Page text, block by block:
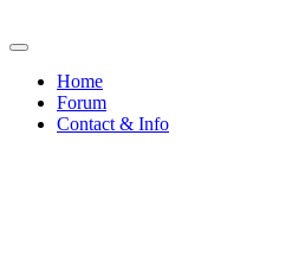
Home
Forum
Contact & Info